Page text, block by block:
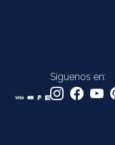
Síguenos en: